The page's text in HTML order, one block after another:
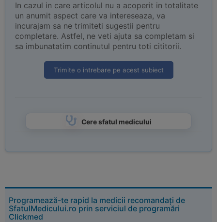
In cazul in care articolul nu a acoperit in totalitate
un anumit aspect care va intereseaza, va
incurajam sa ne trimiteti sugestii pentru
completare. Astfel, ne veti ajuta sa completam si
sa imbunatatim continutul pentru toti cititorii.
Trimite o intrebare pe acest subiect
Cere sfatul medicului
Programează-te rapid la medicii recomandați de
SfatulMedicului.ro prin serviciul de programări
Clickmed